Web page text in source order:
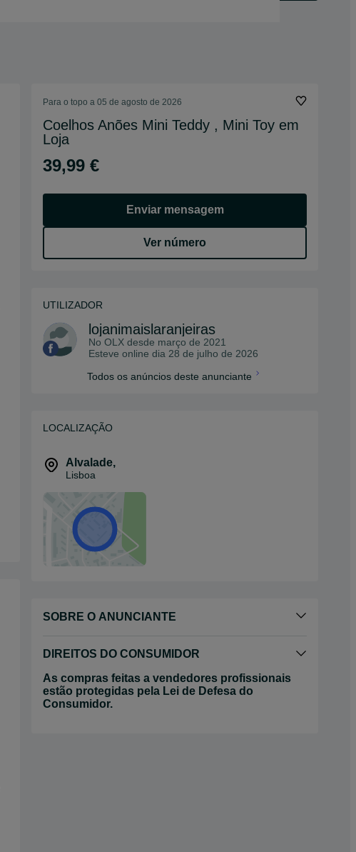
Para o topo a 05 de agosto de 2026
Coelhos Anões Mini Teddy , Mini Toy em
Loja
39,99 €
Enviar mensagem
Ver número
UTILIZADOR
lojanimaislaranjeiras
No OLX desde março de 2021
Esteve online dia 28 de julho de 2026
Todos os anúncios deste anunciante
LOCALIZAÇÃO
Alvalade,
Lisboa
SOBRE O ANUNCIANTE
DIREITOS DO CONSUMIDOR
As compras feitas a vendedores profissionais
estão protegidas pela Lei de Defesa do
Consumidor.